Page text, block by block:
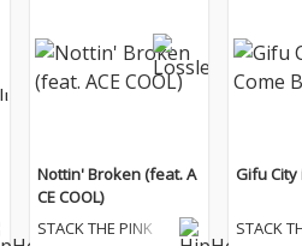
Nottin' Broken (feat. A
CE COOL)
STACK THE PINK
Gifu City
STACK